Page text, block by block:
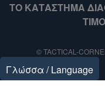
ΤΟ ΚΑΤΑΣΤΗΜΑ
© TACTICAL-
Γλώσσα / Language